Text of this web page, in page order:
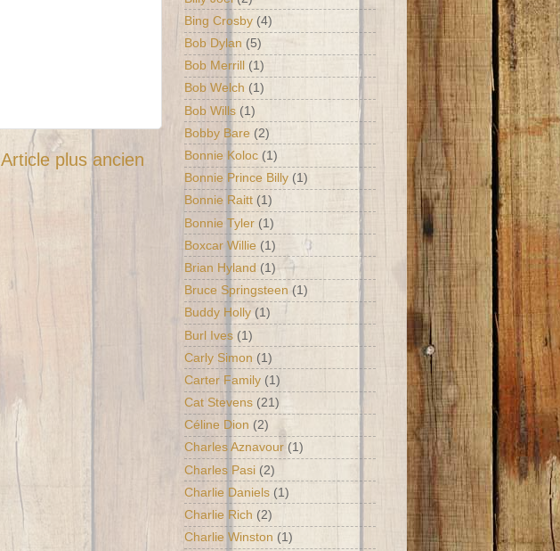
Article plus ancien
Bing Crosby (4)
Bob Dylan (5)
Bob Merrill (1)
Bob Welch (1)
Bob Wills (1)
Bobby Bare (2)
Bonnie Koloc (1)
Bonnie Prince Billy (1)
Bonnie Raitt (1)
Bonnie Tyler (1)
Boxcar Willie (1)
Brian Hyland (1)
Bruce Springsteen (1)
Buddy Holly (1)
Burl Ives (1)
Carly Simon (1)
Carter Family (1)
Cat Stevens (21)
Céline Dion (2)
Charles Aznavour (1)
Charles Pasi (2)
Charlie Daniels (1)
Charlie Rich (2)
Charlie Winston (1)